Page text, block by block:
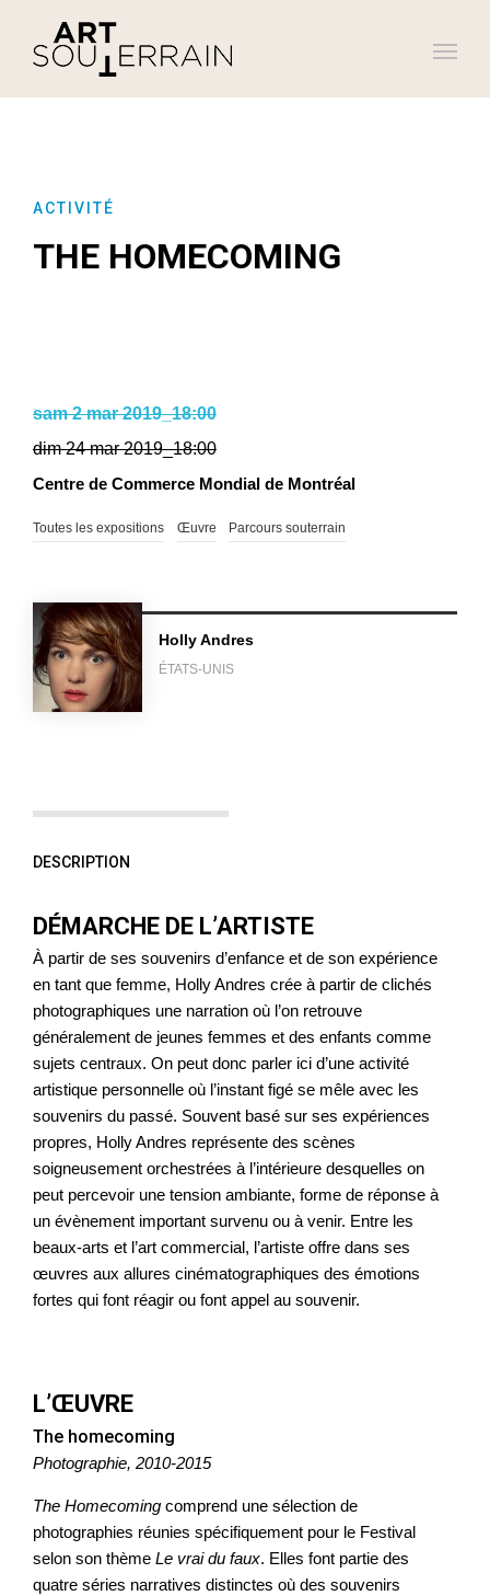
ACTIVITÉ
THE HOMECOMING
sam 2 mar 2019_18:00
dim 24 mar 2019_18:00
Centre de Commerce Mondial de Montréal
Toutes les expositions Œuvre Parcours souterrain
Holly Andres
ÉTATS-UNIS
DESCRIPTION
DÉMARCHE DE L’ARTISTE
À partir de ses souvenirs d’enfance et de son expérience
en tant que femme, Holly Andres crée à partir de clichés
photographiques une narration où l’on retrouve
généralement de jeunes femmes et des enfants comme
sujets centraux. On peut donc parler ici d’une activité
artistique personnelle où l’instant figé se mêle avec les
souvenirs du passé. Souvent basé sur ses expériences
propres, Holly Andres représente des scènes
soigneusement orchestrées à l’intérieure desquelles on
peut percevoir une tension ambiante, forme de réponse à
un évènement important survenu ou à venir. Entre les
beaux-arts et l’art commercial, l’artiste offre dans ses
œuvres aux allures cinématographiques des émotions
fortes qui font réagir ou font appel au souvenir.
L’ŒUVRE
The homecoming
Photographie, 2010-2015
The Homecoming comprend une sélection de
photographies réunies spécifiquement pour le Festival
selon son thème Le vrai du faux. Elles font partie des
quatre séries narratives distinctes où des souvenirs